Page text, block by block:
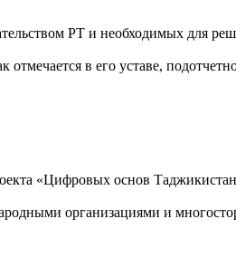
РТ и необходимых для
отмечается в его уставе,
«Цифровых основ
организациями и